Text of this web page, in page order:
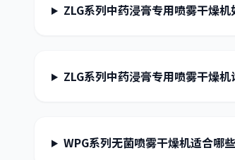
ZLG系列中药浸膏专用喷雾干燥机
ZLG系列中药浸膏专用喷雾干燥机
WPG系列无菌喷雾干燥机适合哪